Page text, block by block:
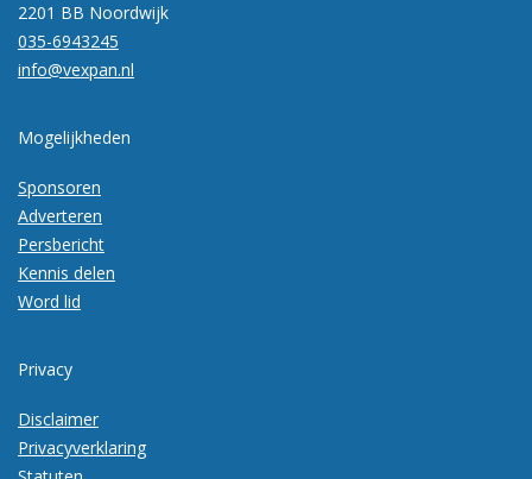
2201 BB Noordwijk
035-6943245
info@vexpan.nl
Mogelijkheden
Sponsoren
Adverteren
Persbericht
Kennis delen
Word lid
Privacy
Disclaimer
Privacyverklaring